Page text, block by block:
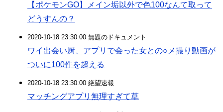
【ポケモンGO】メイン垢以外で色100なんて取って
どうすんの？
2020-10-18 23:30:00 無題のドキュメント
ワイ出会い厨、アプリで会った女との○メ撮り動画が
ついに100件を超える
2020-10-18 23:30:00 絶望速報
マッチングアプリ無理すぎて草